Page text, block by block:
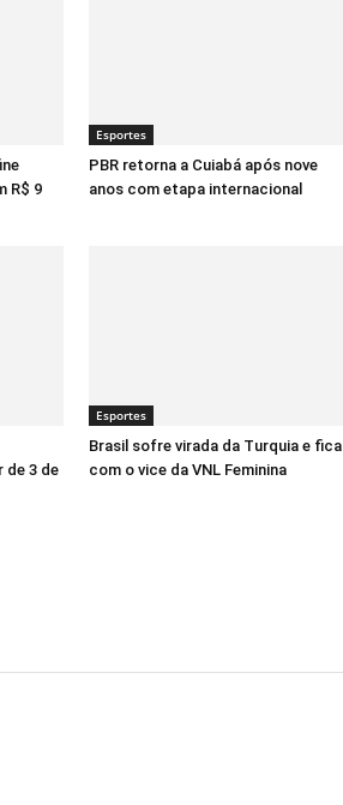
R$ 9
Esportes
PBR retorna a Cuiabá após nove
anos com etapa internacional
de 3 de
Esportes
Brasil sofre virada da Turquia e fica
com o vice da VNL Feminina